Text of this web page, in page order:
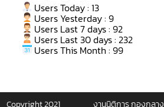
Users Today : 13
Users Yesterday : 9
Users Last 7 days : 92
Users Last 30 days : 232
Users This Month : 99
Copyright 2021 งานนิติการ กองกลาง